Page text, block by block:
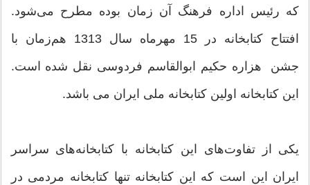
که رئیس اداره فرهنگ آن زمان بوده مطرح می‌شود.
افتتاح کتابخانه در 15 مهرماه سال 1313 هم‌زمان با
جشن هزاره حکیم ابوالقاسم فردوسی نقل شده است.
این کتابخانه اولین کتابخانه ملی ایران می باشد.
یکی از تفاوت‌های این کتابخانه با کتابخانه‌های سراسر
ایران این است که این کتابخانه تنها کتابخانه مردمی در